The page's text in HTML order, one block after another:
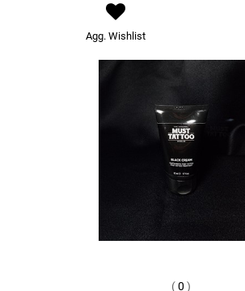
Agg. Wishlist
(0 )